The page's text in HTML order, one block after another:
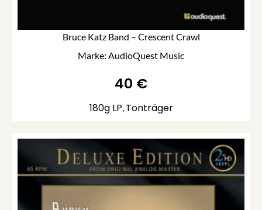
180g LP, Tonträger
Bruce Katz Band – Crescent Crawl
Marke: AudioQuest Music
40 €